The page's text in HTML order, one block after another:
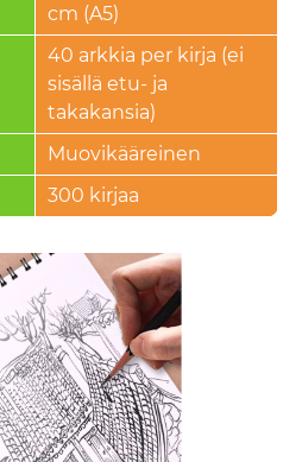
cm (A5)
40 arkkia per kirja (ei
sisällä etu- ja
takakansia)
Muovikääreinen
300 kirjaa